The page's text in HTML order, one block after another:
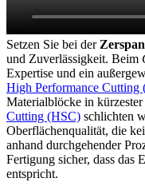
Setzen Sie bei der
und Zuverlässigkeit. Beim
Expertise und ein
High Performance Cutting
Materialblöcke in
Cutting (HSC) schlichten
Oberflächenqualität, die
anhand durchgehender
Fertigung sicher, dass das
entspricht.